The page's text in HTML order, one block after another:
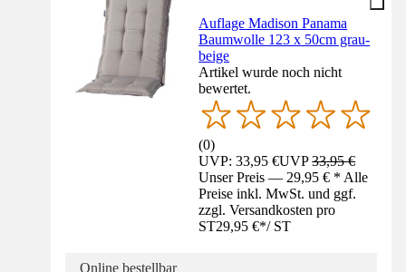
Auflage Madison Panama
Baumwolle 123 x 50cm grau-
beige
Artikel wurde noch nicht
bewertet.
(0)
UVP: 33,95 €UVP33,95 €
Unser Preis — 29,95 € * Alle
Preise inkl. MwSt. und ggf.
zzgl. Versandkosten pro
ST29,95 €*/ ST
Online bestellbar